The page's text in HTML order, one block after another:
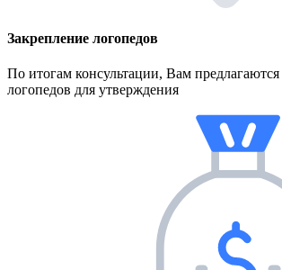
Закрепление логопедов
По итогам консультации, Вам
логопедов для утверждения